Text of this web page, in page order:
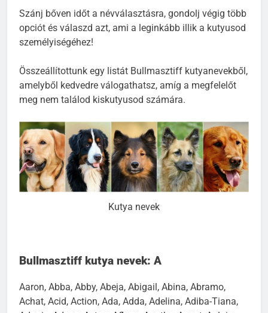
Szánj bőven időt a névválasztásra, gondolj végig több
opciót és válaszd azt, ami a leginkább illik a kutyusod
személyiségéhez!
Összeállítottunk egy listát Bullmasztiff kutyanevekből,
amelyből kedvedre válogathatsz, amíg a megfelelőt
meg nem találod kiskutyusod számára.
Kutya nevek
Bullmasztiff kutya nevek: A
Aaron, Abba, Abby, Abeja, Abigail, Abina, Abramo,
Achat, Acid, Action, Ada, Adda, Adelina, Adiba-Tiana,